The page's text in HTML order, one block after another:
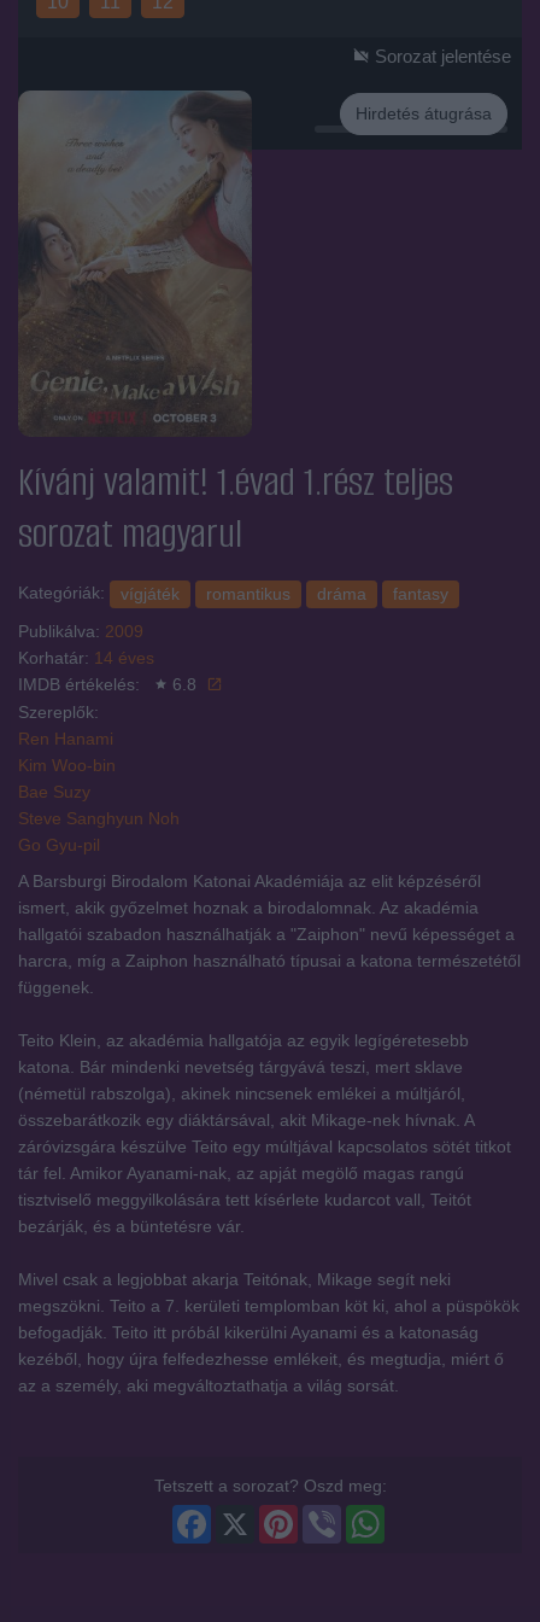
Hirdetés átugrása
Sorozat jelentése
Kívánj valamit! 1.évad 1.rész teljes
sorozat magyarul
Kategóriák: vígjáték romantikus dráma
fantasy
Publikálva: 2009
Korhatár: 14 éves
IMDB értékelés:
6.8
Szereplők:
Ren Hanami
Kim Woo-bin
Bae Suzy
Steve Sanghyun Noh
Go Gyu-pil
A Barsburgi Birodalom Katonai Akadémiája az elit képzéséről
ismert, akik győzelmet hoznak a birodalomnak. Az akadémia
hallgatói szabadon használhatják a "Zaiphon" nevű képességet a
harcra, míg a Zaiphon használható típusai a katona természetétől
függenek.
Teito Klein, az akadémia hallgatója az egyik legígéretesebb
katona. Bár mindenki nevetség tárgyává teszi, mert sklave
(németül rabszolga), akinek nincsenek emlékei a múltjáról,
összebarátkozik egy diáktársával, akit Mikage-nek hívnak. A
záróvizsgára készülve Teito egy múltjával kapcsolatos sötét titkot
tár fel. Amikor Ayanami-nak, az apját megölő magas rangú
tisztviselő meggyilkolására tett kísérlete kudarcot vall, Teitót
bezárják, és a büntetésre vár.
Mivel csak a legjobbat akarja Teitónak, Mikage segít neki
megszökni. Teito a 7. kerületi templomban köt ki, ahol a püspökök
befogadják. Teito itt próbál kikerülni Ayanami és a katonaság
kezéből, hogy újra felfedezhesse emlékeit, és megtudja, miért ő
az a személy, aki megváltoztathatja a világ sorsát.
Tetszett a sorozat? Oszd meg:
Viber
Pinterest
Facebook